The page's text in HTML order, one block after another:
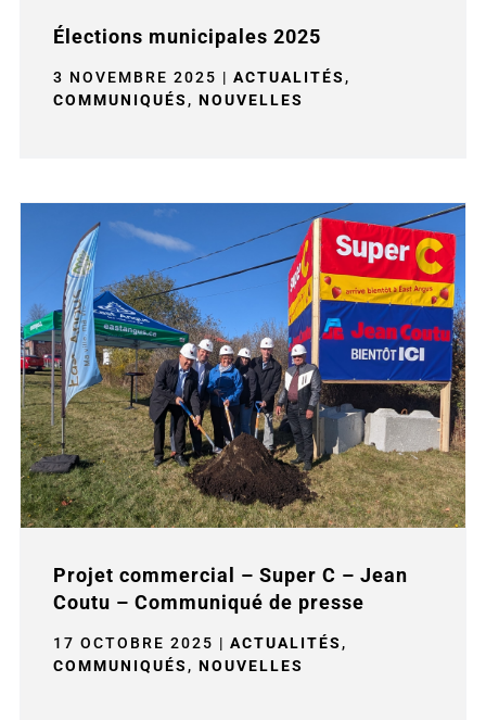
Élections municipales 2025
3 NOVEMBRE 2025 | ACTUALITÉS ,
COMMUNIQUÉS , NOUVELLES
Projet commercial – Super C – Jean
Coutu – Communiqué de presse
17 OCTOBRE 2025 | ACTUALITÉS ,
COMMUNIQUÉS , NOUVELLES